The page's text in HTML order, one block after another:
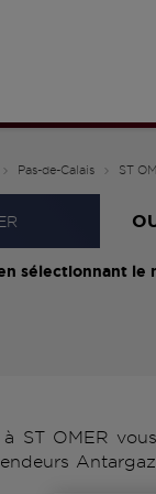
Pas-de-Calais ST
sélectionnant le
ST OMER